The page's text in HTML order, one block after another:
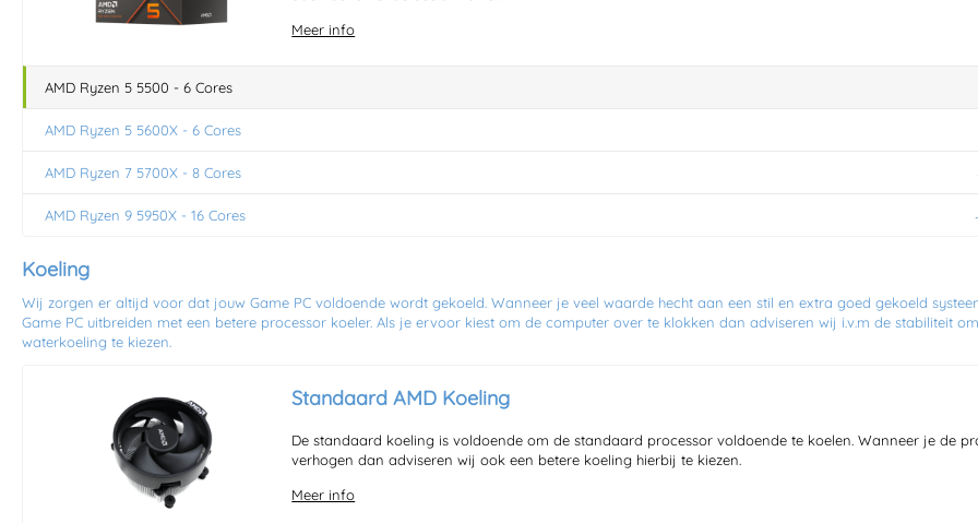
Meer info
AMD Ryzen 5 5500 - 6 Cores
AMD Ryzen 5 5600X - 6 Cores
AMD Ryzen 7 5700X - 8 Cores
AMD Ryzen 9 5950X - 16 Cores
Koeling
Wij zorgen er altijd voor dat jouw Game PC voldoende wordt gekoeld. Wanneer je veel waarde hecht aan een stil en extra goed gekoeld
Game PC uitbreiden met een betere processor koeler. Als je ervoor kiest om de computer over te klokken dan adviseren wij i.v.m de stabiliteit
waterkoeling te kiezen.
Standaard AMD Koeling
De standaard koeling is voldoende om de standaard processor voldoende te koelen. Wanneer je de
verhogen dan adviseren wij ook een betere koeling hierbij te kiezen.
Meer info